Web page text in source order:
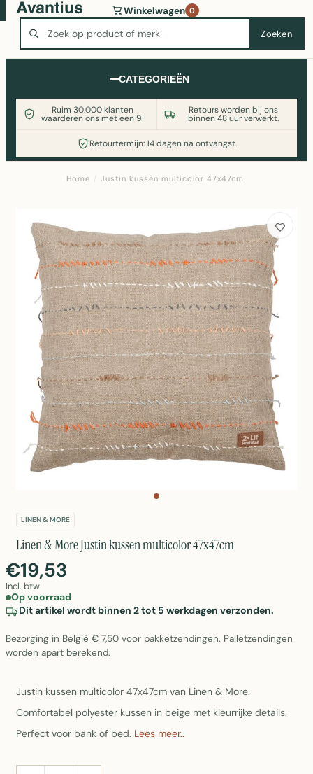
Zoeken
Winkelwagen 0
CATEGORIEËN
Ruim 30.000 klanten
waarderen ons met een 9!
Retours worden bij ons
binnen 48 uur verwerkt.
Retourtermijn: 14 dagen na ontvangst.
Wasmachine of koelkast nodig? Vergelijk alle prijzen op
Witgoedaanbod.nl
Home / Justin kussen multicolor 47x47cm
LINEN & MORE
Linen & More Justin kussen multicolor 47x47cm
€19,53
Incl. btw
Op voorraad
Dit artikel wordt binnen 2 tot 5 werkdagen verzonden.
Bezorging in België € 7,50 voor pakketzendingen. Palletzendingen
worden apart berekend.
Justin kussen multicolor 47x47cm van Linen & More.
Comfortabel polyester kussen in beige met kleurrijke details.
Perfect voor bank of bed. Lees meer..